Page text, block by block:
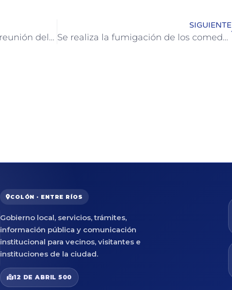
Se llevó a cabo una nueva reunión del Foro de Seguridad Ciudadana
SIGUIENTE
Se realiza la fumigación de los comedores de escuelas de Colón
COLÓN · ENTRE RÍOS
Gobierno local, servicios, trámites,
información pública y comunicación
institucional para vecinos, visitantes e
instituciones de la ciudad.
12 DE ABRIL 500